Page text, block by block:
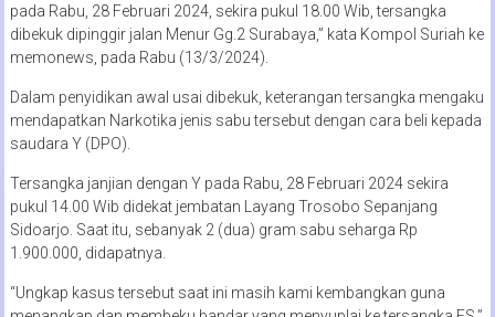
pada Rabu, 28 Februari 2024, sekira pukul 18.00 Wib, tersangka
dibekuk dipinggir jalan Menur Gg.2 Surabaya,” kata Kompol Suriah ke
memonews, pada Rabu (13/3/2024).
Dalam penyidikan awal usai dibekuk, keterangan tersangka mengaku
mendapatkan Narkotika jenis sabu tersebut dengan cara beli kepada
saudara Y (DPO).
Tersangka janjian dengan Y pada Rabu, 28 Februari 2024 sekira
pukul 14.00 Wib didekat jembatan Layang Trosobo Sepanjang
Sidoarjo. Saat itu, sebanyak 2 (dua) gram sabu seharga Rp
1.900.000, didapatnya.
“Ungkap kasus tersebut saat ini masih kami kembangkan guna